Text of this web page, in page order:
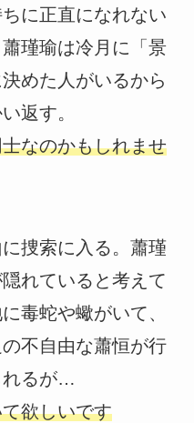
に正直になれない
瑾瑜は冷月に「景
めた人がいるから
返す。
なのかもしれませ
捜索に入る。蕭瑾
れていると考えて
毒蛇や蠍がいて、
不自由な蕭恒が行
れるが…
欲しいです